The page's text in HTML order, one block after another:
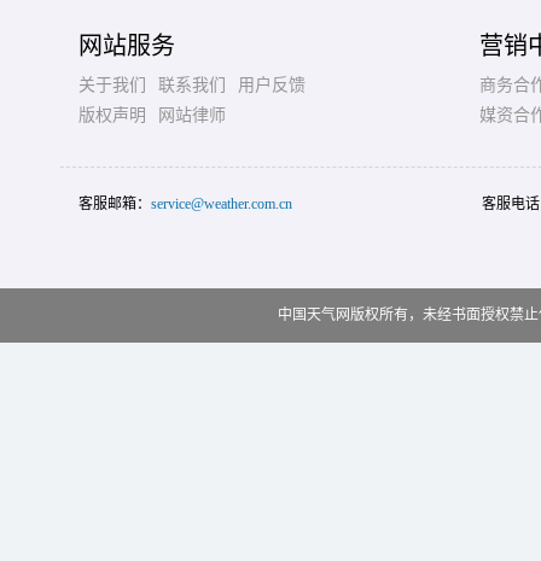
网站服务
关于我们 联系我们
用户反馈
版权声明
网站律师
营销
商务合
媒资合
客服邮箱： service@weather.com.cn 客服电
中国天气网版权所有，未经书面授权